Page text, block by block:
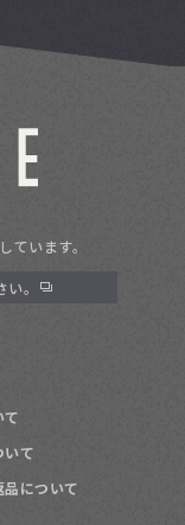
ています。
。
て
いて
について